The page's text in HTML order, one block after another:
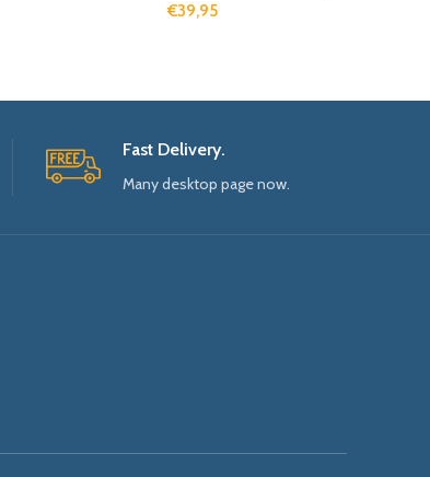
€39,95
Fast Delivery.
Many desktop page now.